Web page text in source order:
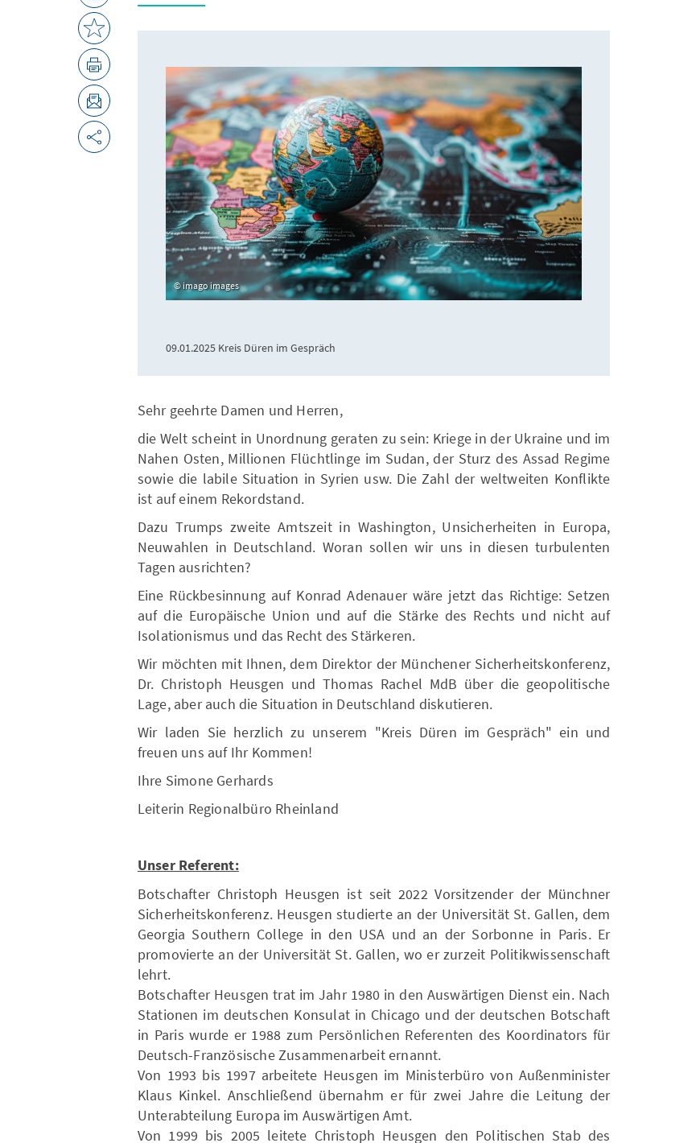
imago images
09.01.2025 Kreis Düren im Gespräch
Sehr geehrte Damen und Herren,
die Welt scheint in Unordnung geraten zu sein: Kriege in der Ukraine und im
Nahen Osten, Millionen Flüchtlinge im Sudan, der Sturz des Assad Regime
sowie die labile Situation in Syrien usw. Die Zahl der weltweiten Konflikte
ist auf einem Rekordstand.
Dazu Trumps zweite Amtszeit in Washington, Unsicherheiten in Europa,
Neuwahlen in Deutschland. Woran sollen wir uns in diesen turbulenten
Tagen ausrichten?
Eine Rückbesinnung auf Konrad Adenauer wäre jetzt das Richtige: Setzen
auf die Europäische Union und auf die Stärke des Rechts und nicht auf
Isolationismus und das Recht des Stärkeren.
Wir möchten mit Ihnen, dem Direktor der Münchener Sicherheitskonferenz,
Dr. Christoph Heusgen und Thomas Rachel MdB über die geopolitische
Lage, aber auch die Situation in Deutschland diskutieren.
Wir laden Sie herzlich zu unserem "Kreis Düren im Gespräch" ein und
freuen uns auf Ihr Kommen!
Ihre Simone Gerhards
Leiterin Regionalbüro Rheinland
Unser Referent:
Botschafter Christoph Heusgen ist seit 2022 Vorsitzender der Münchner
Sicherheitskonferenz. Heusgen studierte an der Universität St. Gallen, dem
Georgia Southern College in den USA und an der Sorbonne in Paris. Er
promovierte an der Universität St. Gallen, wo er zurzeit Politikwissenschaft
lehrt.
Botschafter Heusgen trat im Jahr 1980 in den Auswärtigen Dienst ein. Nach
Stationen im deutschen Konsulat in Chicago und der deutschen Botschaft
in Paris wurde er 1988 zum Persönlichen Referenten des Koordinators für
Deutsch-Französische Zusammenarbeit ernannt.
Von 1993 bis 1997 arbeitete Heusgen im Ministerbüro von Außenminister
Klaus Kinkel. Anschließend übernahm er für zwei Jahre die Leitung der
Unterabteilung Europa im Auswärtigen Amt.
Von 1999 bis 2005 leitete Christoph Heusgen den Politischen Stab des